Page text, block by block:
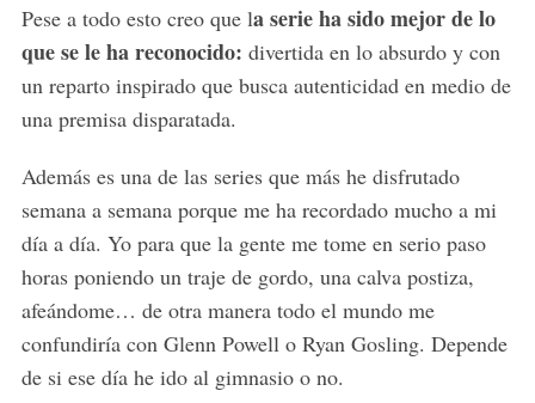
Pese a todo esto creo que la serie ha sido mejor de lo
que se le ha reconocido: divertida en lo absurdo y con
un reparto inspirado que busca autenticidad en medio de
una premisa disparatada.
Además es una de las series que más he disfrutado
semana a semana porque me ha recordado mucho a mi
día a día. Yo para que la gente me tome en serio paso
horas poniendo un traje de gordo, una calva postiza,
afeándome… de otra manera todo el mundo me
confundiría con Glenn Powell o Ryan Gosling. Depende
de si ese día he ido al gimnasio o no.